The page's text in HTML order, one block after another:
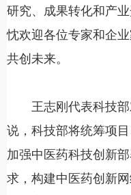
研究、成果转化和产
忱欢迎各位专家和企
共创未来。
王志刚代表科技部
说，科技部将统筹项
加强中医药科技创新
求，构建中医药创新